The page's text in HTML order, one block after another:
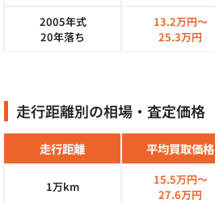
2005年式
20年落ち
13.2万円～
25.3万円
走行距離別の相場・査定価格
走行距離 平均買取価格
1万km
15.5万円～
27.6万円